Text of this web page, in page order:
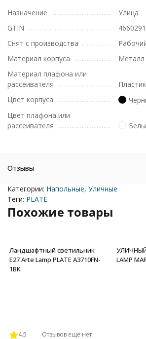
Назначение
Улица
GTIN
Снят с производства
Материал корпуса
Металл
Материал плафона или
рассеивателя
Пластик
Цвет корпуса
Цвет плафона или
рассеивателя
Отзывы
Категории: Напольные, Уличные
Теги: PLATE
Похожие товары
Ландшафтный светильник
E27 Arte Lamp PLATE A3710FN-
1BK
4.5 Отзывов ещё нет
LAMP